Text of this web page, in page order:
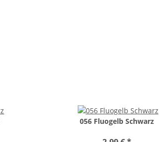
056 Fluogelb Schwarz